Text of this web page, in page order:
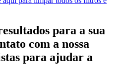
para a sua
com a nossa
para ajudar a